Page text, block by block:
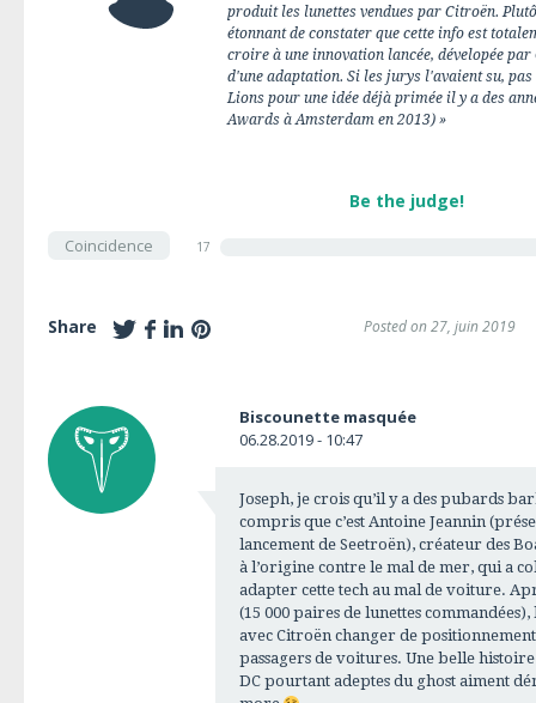
produit les lunettes vendues par Citroën.
étonnant de constater que cette info est
croire à une innovation lancée, dévelopée
d'une adaptation. Si les jurys l'avaient su,
Lions pour une idée déjà primée il y a des
Awards à Amsterdam en 2013) »
Be the judge!
Coincidence 17
Share Posted on 27, juin 2019
Biscounette masquée
06.28.2019 - 10:47
Joseph, je crois qu’il y a des pubards
compris que c’est Antoine Jeannin
lancement de Seetroën), créateur des
à l’origine contre le mal de mer, qui a
adapter cette tech au mal de voiture.
(15 000 paires de lunettes
avec Citroën changer de positionnement
passagers de voitures. Une belle
DC pourtant adeptes du ghost aiment